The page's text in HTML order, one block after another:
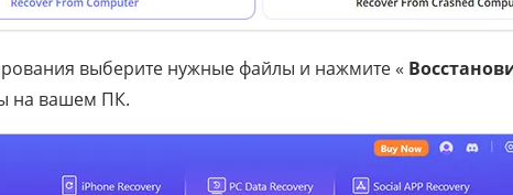
выберите нужные файлы и нажмите «
на вашем ПК.